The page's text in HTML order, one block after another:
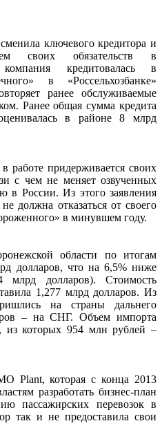
ключевого кредитора и
своих обязательств в
компания кредитовалась в
в «Россельхозбанке»
ранее обслуживаемые
Ранее общая сумма кредита
в районе 8 млрд
работе придерживается своих
с чем не меняет озвученных
в России. Из этого заявления
должна отказаться от своего
в минувшем году.
области по итогам
долларов, что на 6,5% ниже
млрд долларов). Стоимость
1,277 млрд долларов. Из
на страны дальнего
– на СНГ. Объем импорта
из которых 954 млн рублей –
Plant, которая с конца 2013
разработать бизнес-план
пассажирских перевозок в
так и не предоставила свои